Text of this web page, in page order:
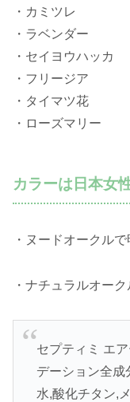
・カミツレ
・ラベンダー
・セイヨウハッカ
・フリージア
・タイマツ花
・ローズマリー
カラーは日本女
・ヌードオークル
・ナチュラルオー
セプティミ エ
デーション全成
水,酸化チタン,